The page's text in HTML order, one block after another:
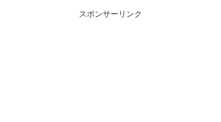
スポンサーリンク